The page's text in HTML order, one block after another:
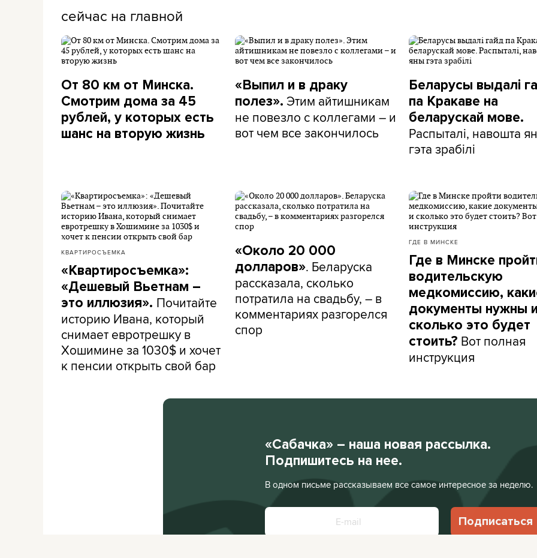
сейчас на главной
От 80 км от Минска.
Смотрим дома за 45
рублей, у которых есть
шанс на вторую жизнь
«Выпил и в драку
полез». Этим айтишникам
не повезло с коллегами – и
вот чем все закончилось
Беларусы выдалі
па Кракаве на
беларускай мове.
Распыталі, навошта
гэта зрабілі
КВАРТИРОСЪЕМКА
«Квартиросъемка»:
«Дешевый Вьетнам –
это иллюзия». Почитайте
историю Ивана, который
снимает евротрешку в
Хошимине за 1030$ и хочет
к пенсии открыть свой бар
«Около 20 000
долларов». Беларуска
рассказала, сколько
потратила на свадьбу, – в
комментариях разгорелся
спор
ГДЕ В МИНСКЕ
Где в Минске
водительскую
медкомиссию,
документы нужны
сколько это будет
стоить? Вот полная
инструкция
«Сабачка» – наша новая рассылка.
Подпишитесь на нее.
В одном письме рассказываем все самое интересное за неделю.
Подписаться